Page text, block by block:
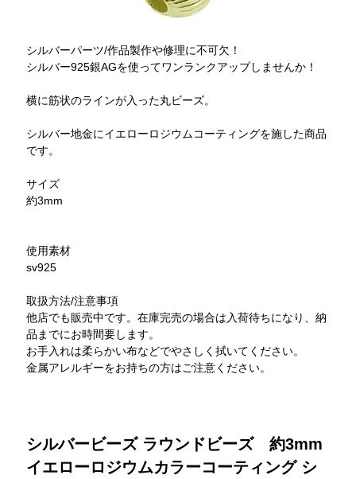
シルバーパーツ/作品製作や修理に不可欠！
シルバー925銀AGを使ってワンランクアップしませんか！
横に筋状のラインが入った丸ビーズ。
シルバー地金にイエローロジウムコーティングを施した商品
です。
サイズ
約3mm
使用素材
sv925
取扱方法/注意事項
他店でも販売中です。在庫完売の場合は入荷待ちになり、納
品までにお時間要します。
お手入れは柔らかい布などでやさしく拭いてください。
金属アレルギーをお持ちの方はご注意ください。
シルバービーズ ラウンドビーズ 約3mm
イエローロジウムカラーコーティング シ